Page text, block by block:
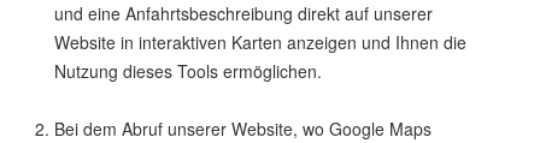
und eine Anfahrtsbeschreibung direkt auf unserer
Website in interaktiven Karten anzeigen und Ihnen die
Nutzung dieses Tools ermöglichen.
Bei dem Abruf unserer Website, wo Google Maps